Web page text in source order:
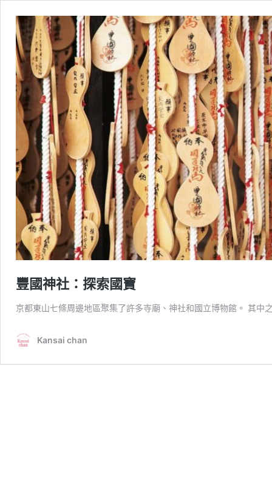
豐國神社：探索國寶
京都東山七條周邊地區聚集了許多寺廟、神社和國立博物館。 其
Kansai chan